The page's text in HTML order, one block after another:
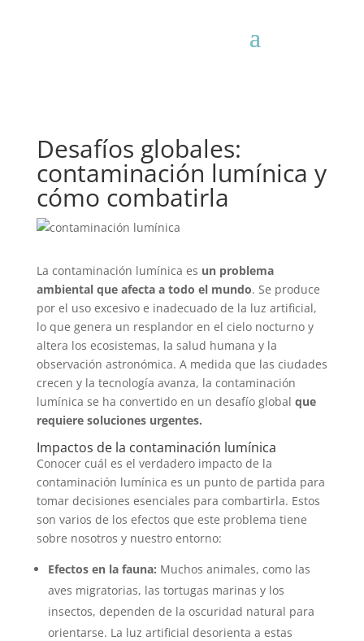
Desafíos globales:
contaminación lumínica y
cómo combatirla
La contaminación lumínica es un problema
ambiental que afecta a todo el mundo. Se produce
por el uso excesivo e inadecuado de la luz artificial,
lo que genera un resplandor en el cielo nocturno y
altera los ecosistemas, la salud humana y la
observación astronómica. A medida que las ciudades
crecen y la tecnología avanza, la contaminación
lumínica se ha convertido en un desafío global que
requiere soluciones urgentes.
Impactos de la contaminación lumínica
Conocer cuál es el verdadero impacto de la
contaminación lumínica es un punto de partida para
tomar decisiones esenciales para combartirla. Estos
son varios de los efectos que este problema tiene
sobre nosotros y nuestro entorno:
Efectos en la fauna: Muchos animales, como las
aves migratorias, las tortugas marinas y los
insectos, dependen de la oscuridad natural para
orientarse. La luz artificial desorienta a estas